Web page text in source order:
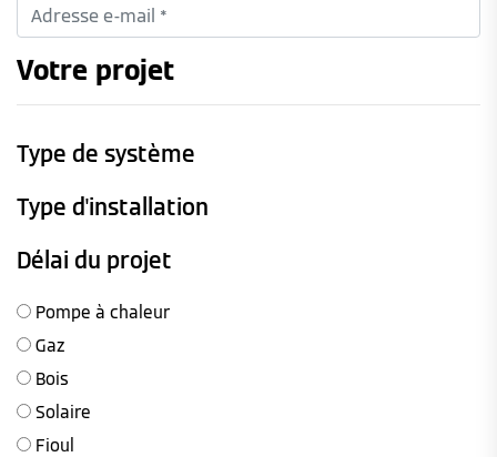
Votre projet
Type de système
Type d'installation
Délai du projet
Pompe à chaleur
Gaz
Bois
Solaire
Fioul